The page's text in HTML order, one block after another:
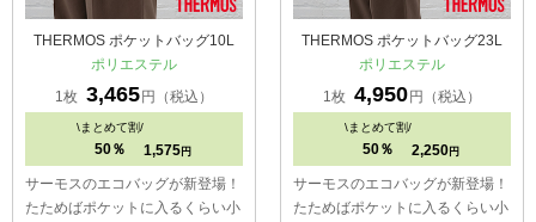
THERMOS ポケットバッグ10L
ポリエステル
1枚 3,465 円（税込）
\まとめて割/
50％ 1,575 円
サーモスのエコバッグが新登場！
たためばポケットに入るくらい小
THERMOS ポケットバッグ23L
ポリエステル
1枚 4,950 円（税込）
\まとめて割/
50％ 2,250 円
サーモスのエコバッグが新登場！
たためばポケットに入るくらい小